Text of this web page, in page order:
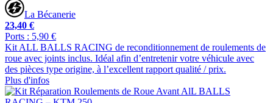
La Bécanerie
23,40 €
Ports : 5,90 €
Kit ALL BALLS RACING de reconditionnement de roulements de
roue avec joints inclus. Idéal afin d’entretenir votre véhicule avec
des pièces type origine, à l’excellent rapport qualité / prix.
Plus d'infos